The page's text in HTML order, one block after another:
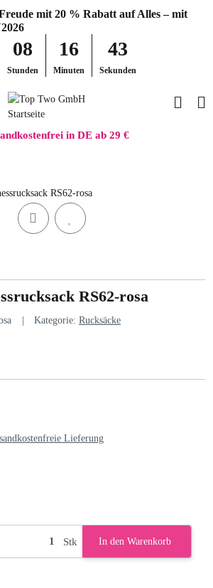
mit 20 % Rabatt auf Alles – mit
08
Stunden
16
Minuten
43
Sekunden
in DE ab 29 €
RS62-rosa
Kategorie: Rucksäcke
Lieferung
Stk In den Warenkorb